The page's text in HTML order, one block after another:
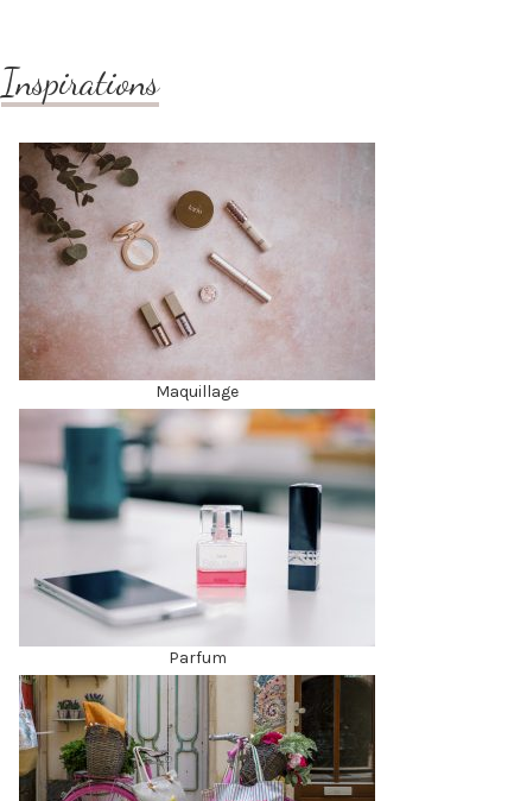
Inspirations
Maquillage
Parfum